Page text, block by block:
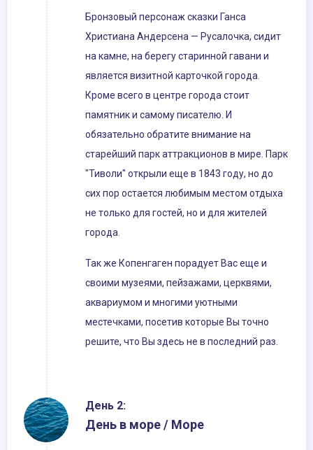
Бронзовый персонаж сказки Ганса
Христиана Андерсена — Русалочка, сидит
на камне, на берегу старинной гавани и
является визитной карточкой города.
Кроме всего в центре города стоит
памятник и самому писателю. И
обязательно обратите внимание на
старейший парк аттракционов в мире. Парк
"Тиволи" открыли еще в 1843 году, но до
сих пор остается любимым местом отдыха
не только для гостей, но и для жителей
города.
Так же Копенгаген порадует Вас еще и
своими музеями, пейзажами, церквями,
аквариумом и многими уютными
местечками, посетив которые Вы точно
решите, что Вы здесь не в последний раз.
День 2:
День в море / Море